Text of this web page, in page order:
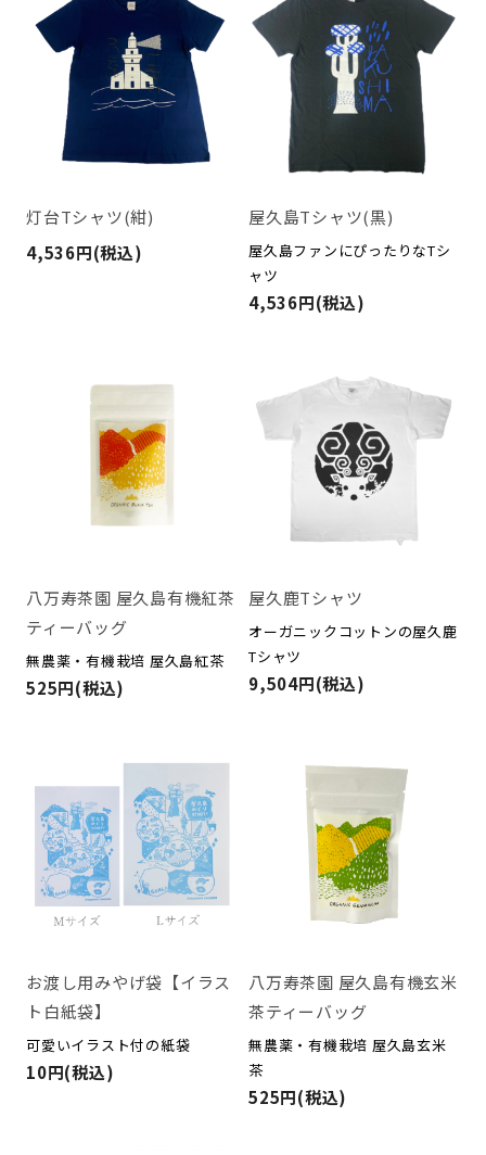
灯台Tシャツ(紺)
4,536円(税込)
屋久島Tシャツ(黒)
屋久島ファンにぴったりなTシ
ャツ
4,536円(税込)
八万寿茶園 屋久島有機紅茶
ティーバッグ
無農薬・有機栽培 屋久島紅茶
525円(税込)
屋久鹿Tシャツ
オーガニックコットンの屋久鹿
Tシャツ
9,504円(税込)
お渡し用みやげ袋【イラス
ト白紙袋】
可愛いイラスト付の紙袋
10円(税込)
八万寿茶園 屋久島有機玄米
茶ティーバッグ
無農薬・有機栽培 屋久島玄米
茶
525円(税込)